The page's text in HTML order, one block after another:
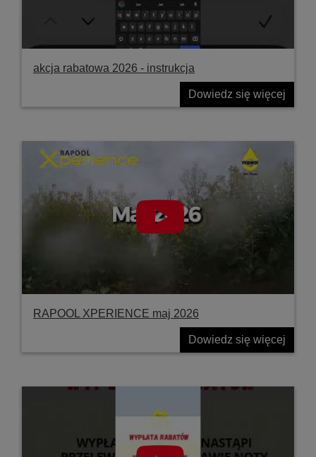
akcja rabatowa 2026 - instrukcja
Dowiedz się więcej
RAPOOL XPERIENCE maj 2026
Dowiedz się więcej